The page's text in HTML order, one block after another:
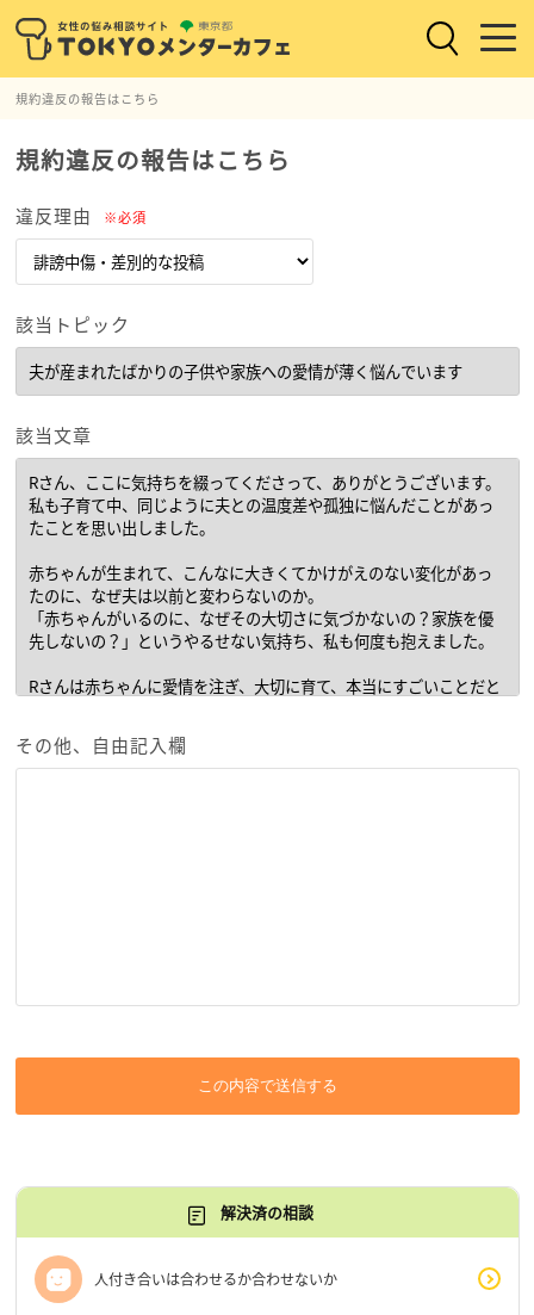
規約違反の報告はこちら
規約違反の報告はこちら
違反理由 ※必須
該当トピック
該当文章
その他、自由記入欄
この内容で送信する
解決済の相談
人付き合いは合わせるか合わせないか